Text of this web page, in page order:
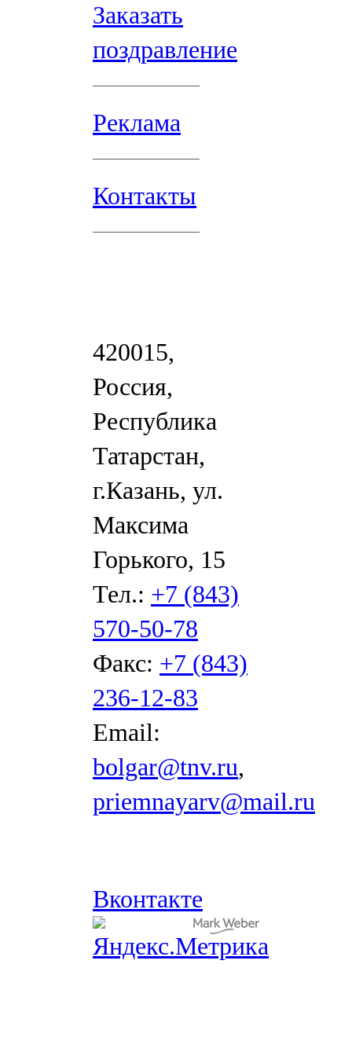
Заказать
поздравление
Реклама
Контакты
420015,
Россия,
Республика
Татарстан,
г.Казань, ул.
Максима
Горького, 15
Тел.: +7 (843)
570-50-78
Факс: +7 (843)
236-12-83
Email:
bolgar@tnv.ru,
priemnayarv@mail.ru
Вконтакте